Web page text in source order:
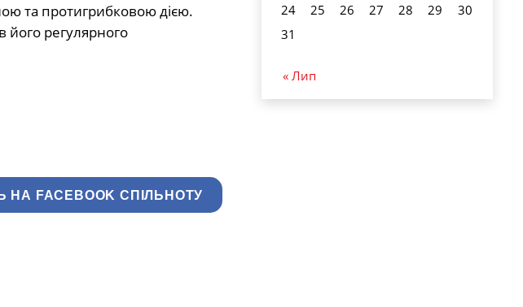
та протигрибковою дією.
його регулярного
НА FACEBOOK СПІЛЬНОТУ
24
25 26 27 28 29
30
31
« Лип